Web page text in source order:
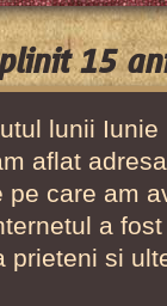
15
lunii
aflat
pe care am
a
prieteni si